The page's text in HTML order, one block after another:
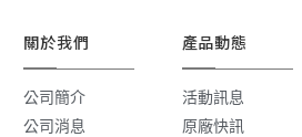
關於我們
公司簡介
公司消息
產品動態
活動訊息
原廠快訊